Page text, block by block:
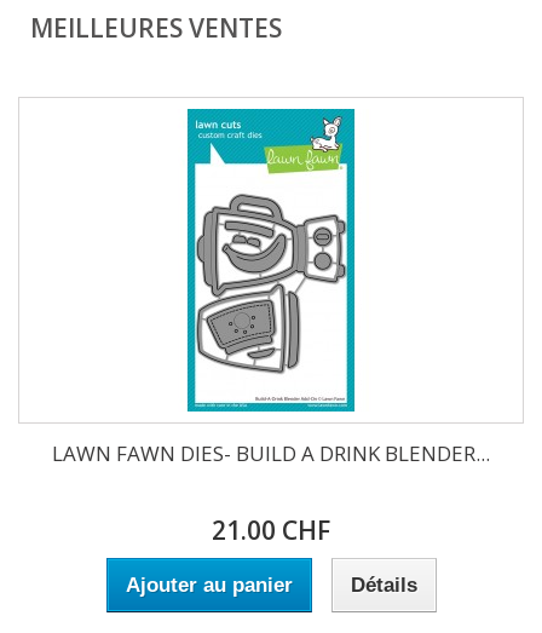
MEILLEURES VENTES
LAWN FAWN DIES- BUILD A DRINK BLENDER...
21.00 CHF
Ajouter au panier Détails